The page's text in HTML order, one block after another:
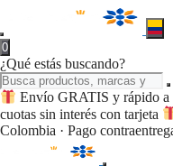
0
¿Qué estás buscando?
Envío GRATIS y rápido a
cuotas sin interés con tarjeta
Colombia · Pago